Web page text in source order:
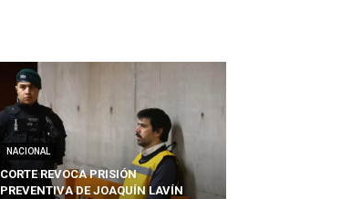
NACIONAL
CORTE REVOCA PRISIÓN
PREVENTIVA DE JOAQUÍN LAVÍN